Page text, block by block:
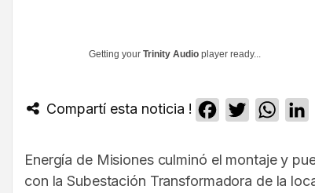
Getting your Trinity Audio player ready...
Compartí esta noticia ! Facebook
Twitter
Energía de Misiones culminó el montaje y
con la Subestación Transformadora de la